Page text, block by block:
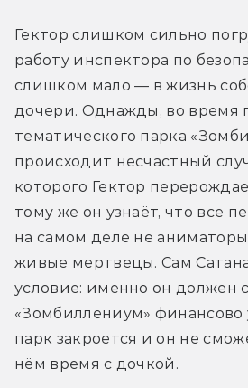
Гектор слишком сильно
работу инспектора по
слишком мало — в жизнь
дочери. Однажды, во время
тематического парка
происходит несчастный
которого Гектор
тому же он узнаёт, что все
на самом деле не
живые мертвецы. Сам
условие: именно он должен
«Зомбиллениум»
парк закроется и он не
нём время с дочкой.